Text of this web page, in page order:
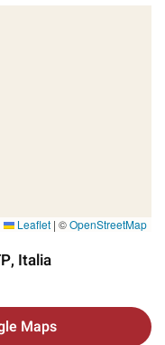
Leaflet | ©OpenStreetMap
Italia
Maps